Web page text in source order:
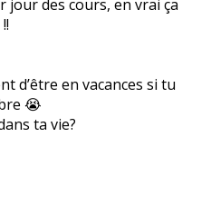
jour des cours, en vrai ça
d’être en vacances si tu
😭
ta vie?